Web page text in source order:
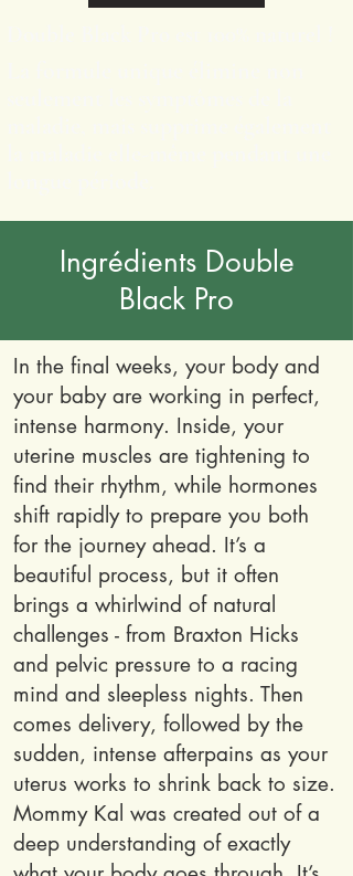
Ingrédients Double
Black Pro
In the final weeks, your body and
your baby are working in perfect,
intense harmony. Inside, your
uterine muscles are tightening to
find their rhythm, while hormones
shift rapidly to prepare you both
for the journey ahead. It’s a
beautiful process, but it often
brings a whirlwind of natural
challenges - from Braxton Hicks
and pelvic pressure to a racing
mind and sleepless nights. Then
comes delivery, followed by the
sudden, intense afterpains as your
uterus works to shrink back to size.
Mommy Kal was created out of a
deep understanding of exactly